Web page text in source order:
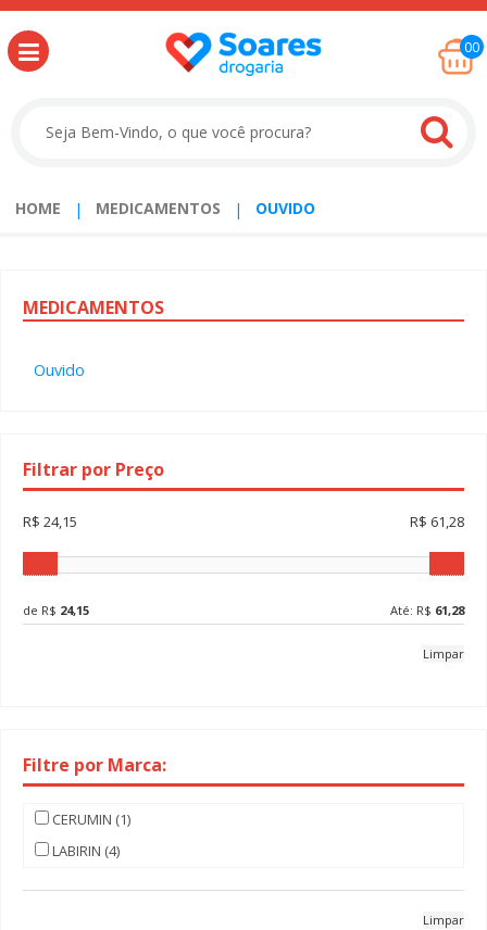
00
HOME MEDICAMENTOS OUVIDO
MEDICAMENTOS
Ouvido
Filtrar por Preço
R$ 24,15 R$ 61,28
de R$ 24,15 Até: R$ 61,28
Limpar
Filtre por Marca:
CERUMIN (1)
LABIRIN (4)
Limpar